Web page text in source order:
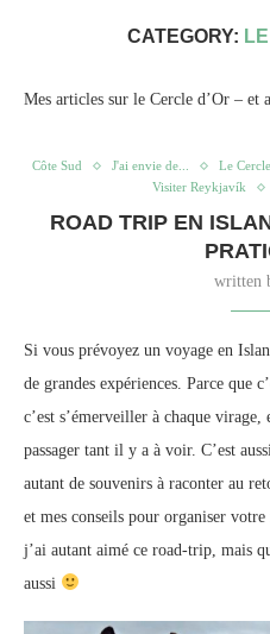
CATEGORY:
Mes articles sur le Cercle d’Or – et
Côte Sud J'ai envie de... Le
Visiter Reykjavík
ROAD TRIP EN
written
Si vous prévoyez un voyage en
de grandes expériences. Parce que
c’est s’émerveiller à chaque
passager tant il y a à voir. C’est
autant de souvenirs à raconter au
et mes conseils pour organiser
j’ai autant aimé ce road-trip, mais
aussi